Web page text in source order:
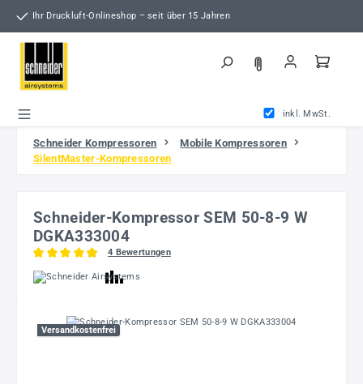
Zum Hauptinhalt springen
Ihr Druckluft-Onlineshop – seit über 15 Jahren
inkl. MwSt.
Schneider Kompressoren
Mobile Kompressoren
SilentMaster-Kompressoren
Schneider-Kompressor SEM 50-8-9 W
DGKA333004
Durchschnittliche Bewertung von 4.88 von 5 Sternen
4 Bewertungen
Bildergalerie überspringen
Versandkostenfrei